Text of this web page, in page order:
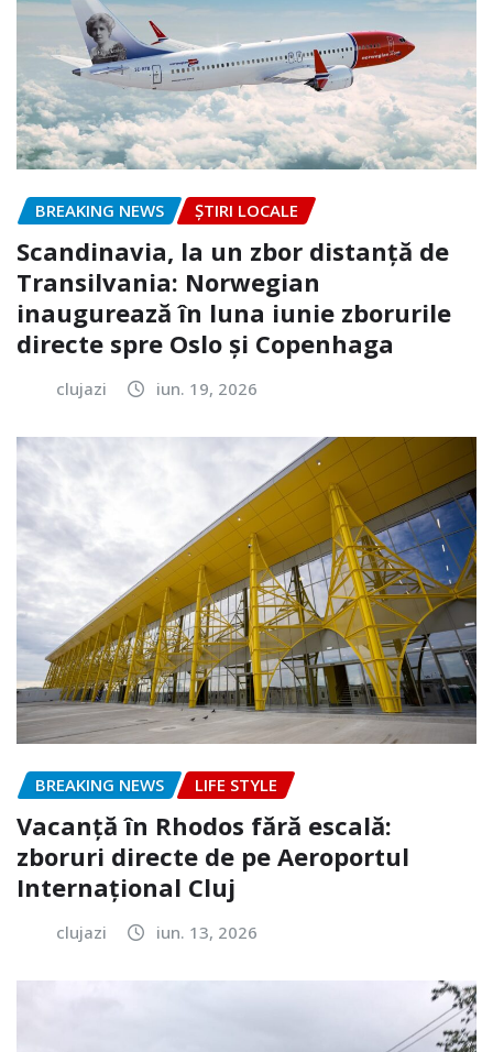
BREAKING NEWS ȘTIRI LOCALE
Scandinavia, la un zbor distanță de
Transilvania: Norwegian
inaugurează în luna iunie zborurile
directe spre Oslo și Copenhaga
clujazi iun. 19, 2026
BREAKING NEWS LIFE STYLE
Vacanță în Rhodos fără escală:
zboruri directe de pe Aeroportul
Internațional Cluj
clujazi iun. 13, 2026